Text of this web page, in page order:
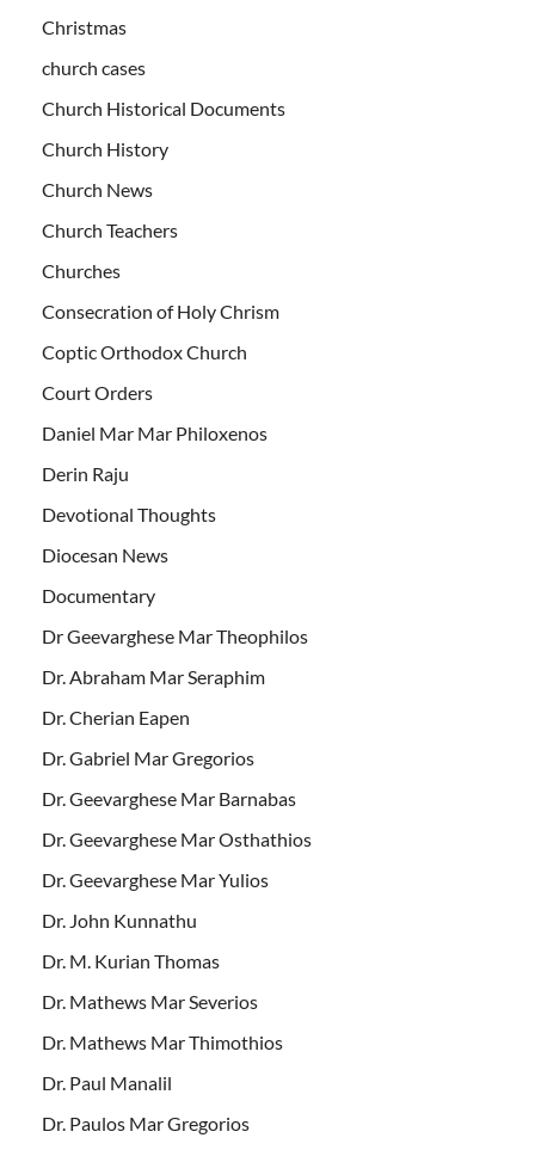
Christmas
church cases
Church Historical Documents
Church History
Church News
Church Teachers
Churches
Consecration of Holy Chrism
Coptic Orthodox Church
Court Orders
Daniel Mar Mar Philoxenos
Derin Raju
Devotional Thoughts
Diocesan News
Documentary
Dr Geevarghese Mar Theophilos
Dr. Abraham Mar Seraphim
Dr. Cherian Eapen
Dr. Gabriel Mar Gregorios
Dr. Geevarghese Mar Barnabas
Dr. Geevarghese Mar Osthathios
Dr. Geevarghese Mar Yulios
Dr. John Kunnathu
Dr. M. Kurian Thomas
Dr. Mathews Mar Severios
Dr. Mathews Mar Thimothios
Dr. Paul Manalil
Dr. Paulos Mar Gregorios